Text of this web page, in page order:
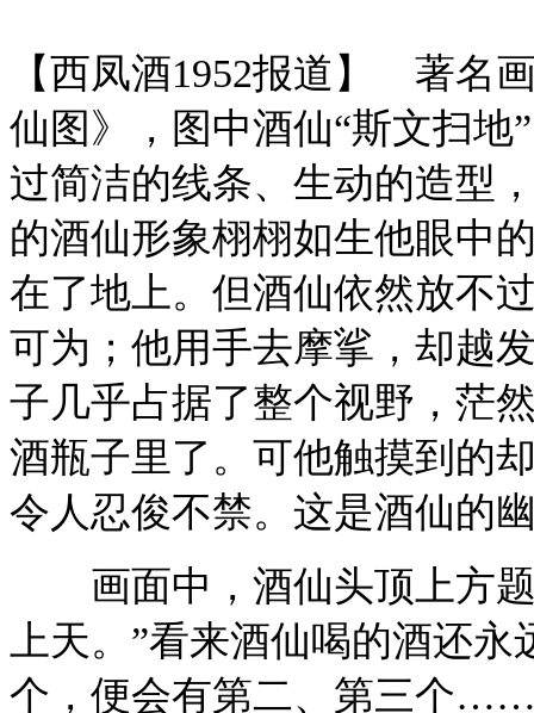
【西凤酒1952报道】 著名
仙图》，图中酒仙“斯文扫地
过简洁的线条、生动的造型
的酒仙形象栩栩如生他眼中
在了地上。但酒仙依然放不
可为；他用手去摩挲，却越
子几乎占据了整个视野，茫
酒瓶子里了。可他触摸到的
令人忍俊不禁。这是酒仙的
画面中，酒仙头顶上方题
上天。”看来酒仙喝的酒还
个，便会有第二、第三个